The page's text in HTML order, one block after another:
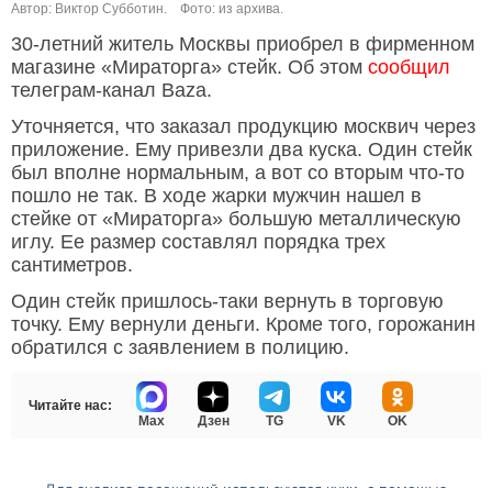
Автор: Виктор Субботин.
Фото: из архива.
30-летний житель Москвы приобрел в фирменном
магазине «Мираторга» стейк. Об этом сообщил
телеграм-канал Baza.
Уточняется, что заказал продукцию москвич через
приложение. Ему привезли два куска. Один стейк
был вполне нормальным, а вот со вторым что-то
пошло не так. В ходе жарки мужчин нашел в
стейке от «Мираторга» большую металлическую
иглу. Ее размер составлял порядка трех
сантиметров.
Один стейк пришлось-таки вернуть в торговую
точку. Ему вернули деньги. Кроме того, горожанин
обратился с заявлением в полицию.
Читайте нас:
Max
Дзен TG VK OK